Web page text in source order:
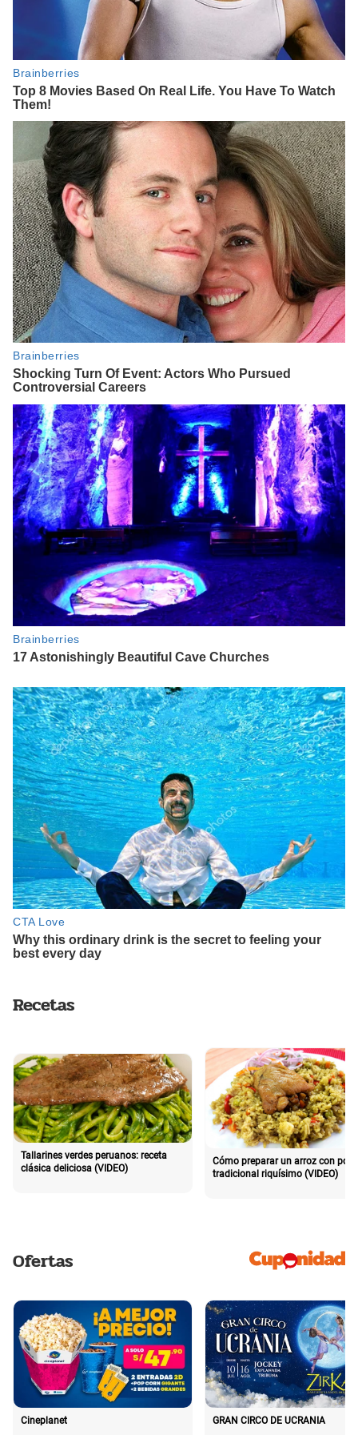
Recetas
Tallarines verdes peruanos: receta
clásica deliciosa (VIDEO)
Cómo preparar un arroz con pollo
tradicional riquísimo (VIDEO)
Ofertas
Cineplanet GRAN CIRCO DE UCRANIA